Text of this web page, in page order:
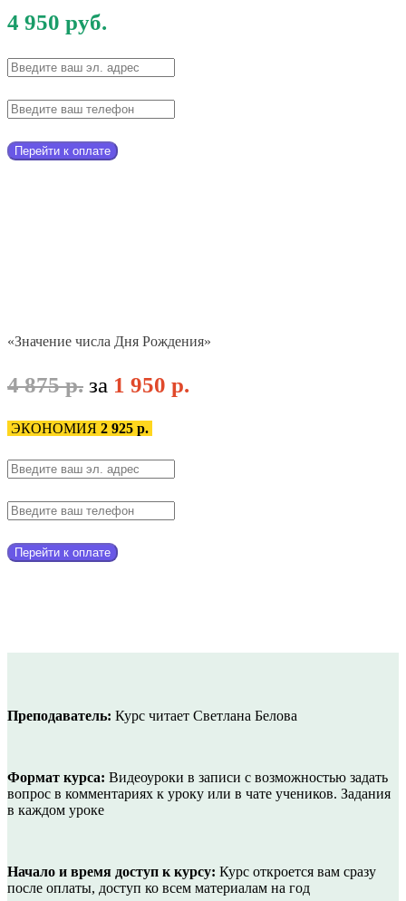
4 950 руб.
Перейти к оплате
«Значение числа Дня Рождения»
4 875 р. за 1 950 р.
ЭКОНОМИЯ 2 925 р.
Перейти к оплате
Преподаватель: Курс читает Светлана Белова
Формат курса: Видеоуроки в записи с возможностью задать
вопрос в комментариях к уроку или в чате учеников. Задания
в каждом уроке
Начало и время доступ к курсу: Курс откроется вам сразу
после оплаты, доступ ко всем материалам на год